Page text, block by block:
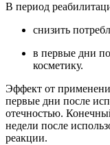
В период
снизить
в первые дни
косметику.
Эффект от
первые дни после
отечностью.
недели после
реакции.